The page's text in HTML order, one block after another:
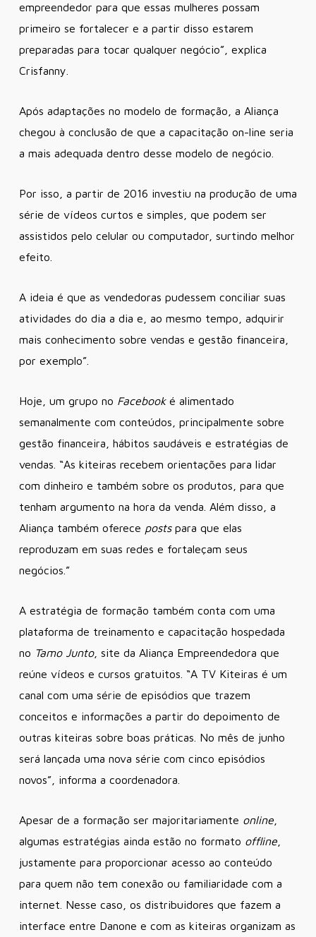
empreendedor para que essas mulheres possam
primeiro se fortalecer e a partir disso estarem
preparadas para tocar qualquer negócio”, explica
Crisfanny.
Após adaptações no modelo de formação, a Aliança
chegou à conclusão de que a capacitação on-line seria
a mais adequada dentro desse modelo de negócio.
Por isso, a partir de 2016 investiu na produção de uma
série de vídeos curtos e simples, que podem ser
assistidos pelo celular ou computador, surtindo melhor
efeito.
A ideia é que as vendedoras pudessem conciliar suas
atividades do dia a dia e, ao mesmo tempo, adquirir
mais conhecimento sobre vendas e gestão financeira,
por exemplo”.
Hoje, um grupo no Facebooké alimentado
semanalmente com conteúdos, principalmente sobre
gestão financeira, hábitos saudáveis e estratégias de
vendas. “As kiteiras recebem orientações para lidar
com dinheiro e também sobre os produtos, para que
tenham argumento na hora da venda. Além disso, a
Aliança também oferece postspara que elas
reproduzam em suas redes e fortaleçam seus
negócios.”
A estratégia de formação também conta com uma
plataforma de treinamento e capacitação hospedada
no Tamo Junto, site da Aliança Empreendedora que
reúne vídeos e cursos gratuitos. “A TV Kiteiras é um
canal com uma série de episódios que trazem
conceitos e informações a partir do depoimento de
outras kiteiras sobre boas práticas. No mês de junho
será lançada uma nova série com cinco episódios
novos”, informa a coordenadora.
Apesar de a formação ser majoritariamente online,
algumas estratégias ainda estão no formato offline,
justamente para proporcionar acesso ao conteúdo
para quem não tem conexão ou familiaridade com a
internet. Nesse caso, os distribuidores que fazem a
interface entre Danone e com as kiteiras organizam as